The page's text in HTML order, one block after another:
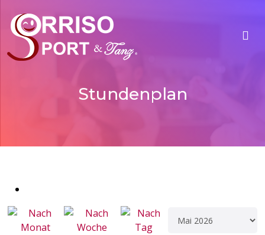
Stundenplan